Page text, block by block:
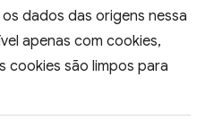
dados das origens nessa
apenas com cookies,
cookies são limpos para